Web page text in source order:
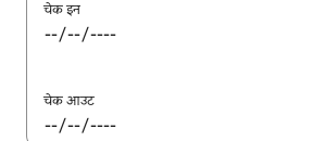
चेक इन
चेक आउट